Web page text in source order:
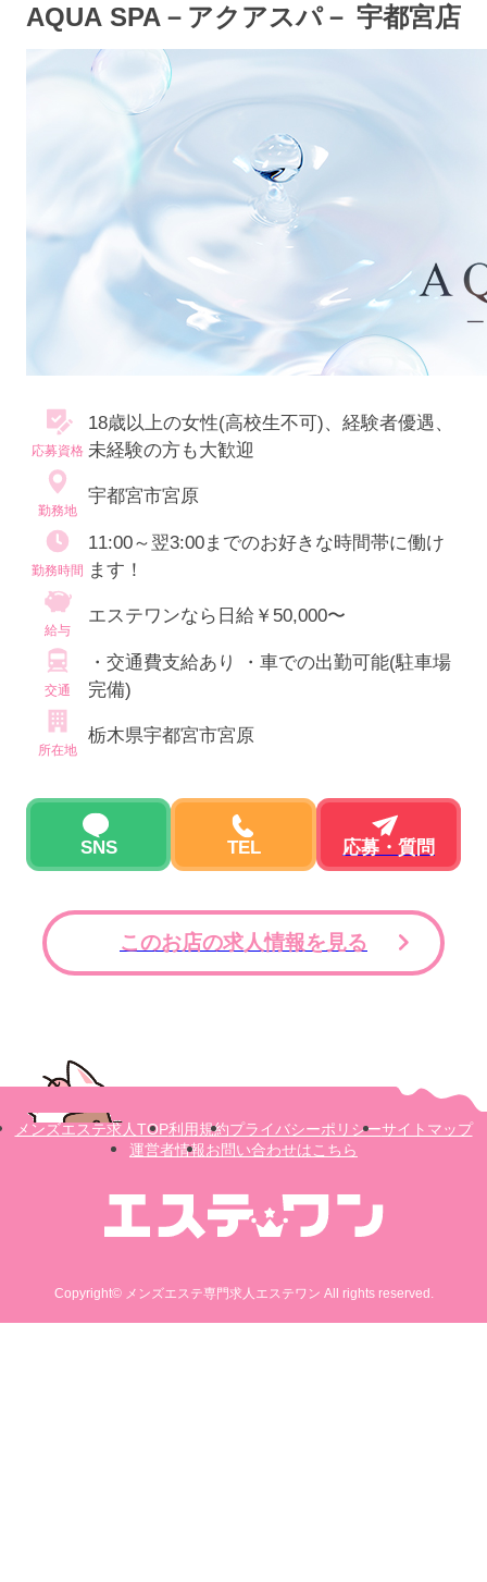
AQUA SPA－アクアスパ－ 宇都宮店
応募資格
18歳以上の女性(高校生不可)、経験者優遇、
未経験の方も大歓迎
勤務地
宇都宮市宮原
勤務時間
11:00～翌3:00までのお好きな時間帯に働け
ます！
給与
エステワンなら日給￥50,000〜
交通
・交通費支給あり ・車での出勤可能(駐車場
完備)
所在地
栃木県宇都宮市宮原
SNS TEL 応募・質問
このお店の求人情報を見る
メンズエステ求人TOP利用規約プライバシーポリシーサイトマップ
運営者情報お問い合わせはこちら
Copyright© メンズエステ専門求人エステワン All rights reserved.